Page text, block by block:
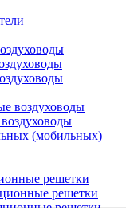
воздуховоды
(мобильных)
решетки
решетки
решетки